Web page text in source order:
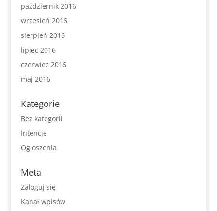
październik 2016
wrzesień 2016
sierpień 2016
lipiec 2016
czerwiec 2016
maj 2016
Kategorie
Bez kategorii
Intencje
Ogłoszenia
Meta
Zaloguj się
Kanał wpisów